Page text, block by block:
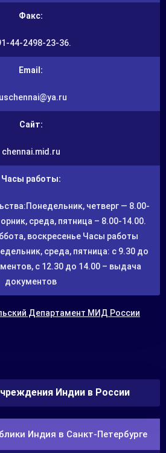
Факс:
44-2498-23-36.
Email:
Сайт:
chennai.mid.ru
Часы работы:
четверг — 8.00-
среда, пятница – 8.00-14.00.
воскресенье Часы работы
среда, пятница: с 9.30 до
с 12.30 до 14.00 – выдача
документов
Департамент МИД России
Индии в России
Индия в Санкт-Петербурге